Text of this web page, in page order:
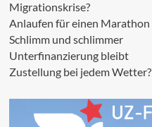
Gaza
und
Israels
Angriff
auf
Iran
Migrationskrise?
Anlaufen für einen Marathon
Schlimm und schlimmer
Unterfinanzierung bleibt
Zustellung bei jedem Wetter?